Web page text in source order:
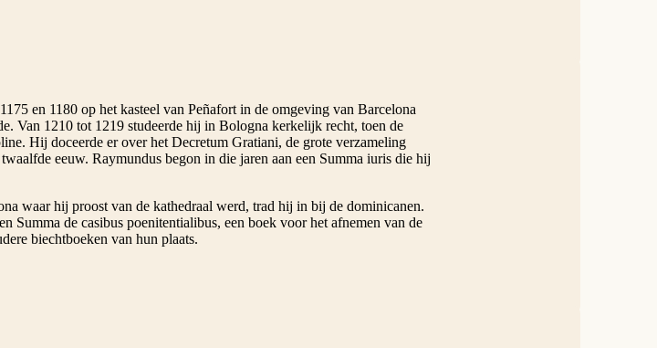
en 1180 op het kasteel van Peñafort in de omgeving van Barcelona
Van 1210 tot 1219 studeerde hij in Bologna kerkelijk recht, toen de
Hij doceerde er over het Decretum Gratiani, de grote verzameling
eeuw. Raymundus begon in die jaren aan een Summa iuris die hij
waar hij proost van de kathedraal werd, trad hij in bij de dominicanen.
Summa de casibus poenitentialibus, een boek voor het afnemen van de
biechtboeken van hun plaats.